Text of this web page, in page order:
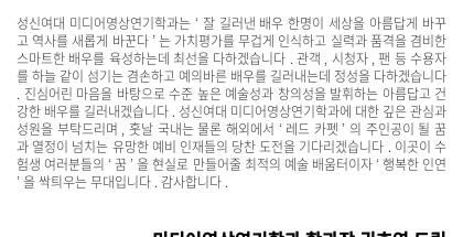
성신여대 미디어영상연기학과는 ‘ 잘 길러낸 배우 한명이 세상을 아름답게 바꾸
고 역사를 새롭게 바꾼다 ’ 는 가치평가를 무겁게 인식하고 실력과 품격을 겸비한
스마트한 배우를 육성하는데 최선을 다하겠습니다 . 관객 , 시청자 , 팬 등 수용자
를 하늘 같이 섬기는 겸손하고 예의바른 배우를 길러내는데 정성을 다하겠습니다
. 진심어린 마음을 바탕으로 수준 높은 예술성과 창의성을 발휘하는 아름답고 건
강한 배우를 길러내겠습니다 . 성신여대 미디어영상연기학과에 대한 깊은 관심과
성원을 부탁드리며 , 훗날 국내는 물론 해외에서 ‘ 레드 카펫 ’ 의 주인공이 될 꿈
과 열정이 넘치는 유망한 예비 인재들의 당찬 도전을 기다리겠습니다 . 이곳이 수
험생 여러분들의 ‘ 꿈 ’ 을 현실로 만들어줄 최적의 예술 배움터이자 ‘ 행복한 인연
’ 을 싹틔우는 무대입니다 . 감사합니다 .